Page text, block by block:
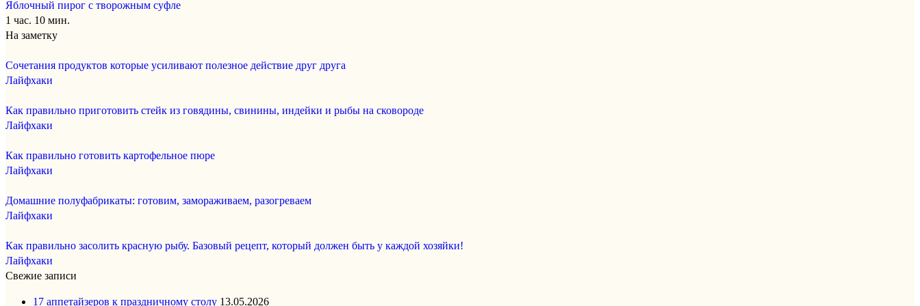
Яблочный пирог с творожным суфле
1 час. 10 мин.
На заметку
Сочетания продуктов которые усиливают полезное действие друг друга
Лайфхаки
Как правильно приготовить стейк из говядины, свинины, индейки и рыбы на сковороде
Лайфхаки
Как правильно готовить картофельное пюре
Лайфхаки
Домашние полуфабрикаты: готовим, замораживаем, разогреваем
Лайфхаки
Как правильно засолить красную рыбу. Базовый рецепт, который должен быть у каждой хозяйки!
Лайфхаки
Свежие записи
17 аппетайзеров к праздничному столу 13.05.2026